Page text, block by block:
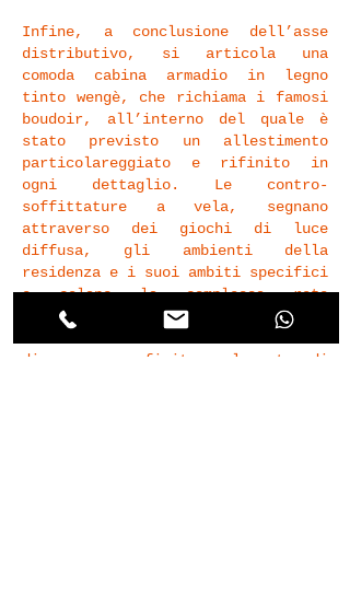
Infine, a conclusione dell’asse
distributivo, si articola una
comoda cabina armadio in legno
tinto wengè, che richiama i famosi
boudoir, all’interno del quale è
stato previsto un allestimento
particolareggiato e rifinito in
ogni dettaglio. Le contro-
soffittature a vela, segnano
attraverso dei giochi di luce
diffusa, gli ambienti della
residenza e i suoi ambiti specifici
e celano la complessa rete
tecnologica degli impianti. Gli
disegno con finiture laccate di